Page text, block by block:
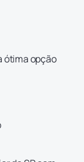
ótima opção